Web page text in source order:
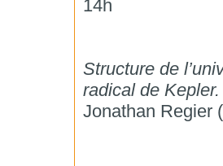
14h
Structure de
radical de Kepler.
Jonathan Regier